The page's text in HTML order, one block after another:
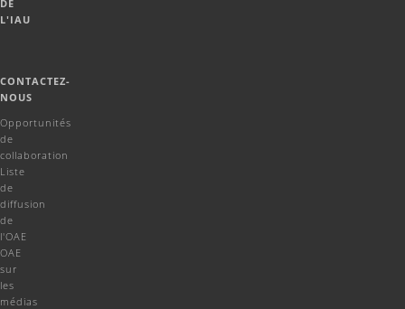
DE
L'IAU
CONTACTEZ-
NOUS
Opportunités
de
collaboration
Liste
de
diffusion
de
l'OAE
OAE
sur
les
médias